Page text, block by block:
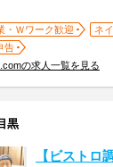
・Ｗワーク歓迎 ネ
告
の求人一覧を見る
黒
【ビストロ